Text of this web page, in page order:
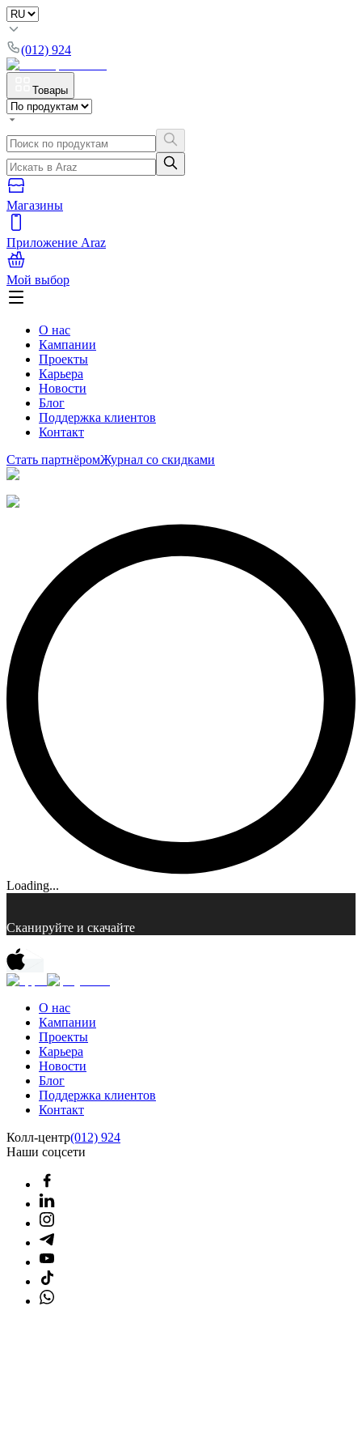
(012) 924
Товары
Магазины
Приложение Araz
Мой выбор
О нас
Кампании
Проекты
Карьера
Новости
Блог
Поддержка клиентов
Контакт
Стать партнёромЖурнал со скидками
Loading...
Сканируйте и скачайте
О нас
Кампании
Проекты
Карьера
Новости
Блог
Поддержка клиентов
Контакт
Колл-центр(012) 924
Наши соцсети